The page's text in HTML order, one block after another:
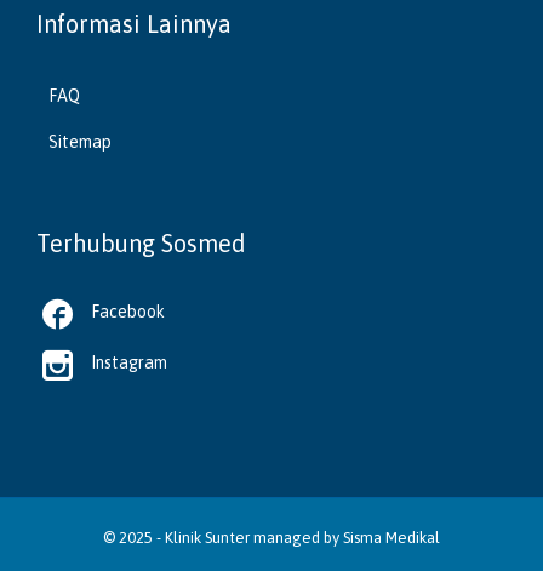
Informasi Lainnya
FAQ
Sitemap
Terhubung Sosmed
 Facebook
 Instagram
© 2025 - Klinik Suntermanaged by Sisma Medikal